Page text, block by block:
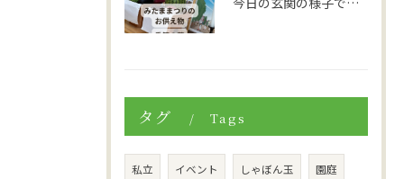
タグ Tags
私立 イベント しゃぼん玉 園庭